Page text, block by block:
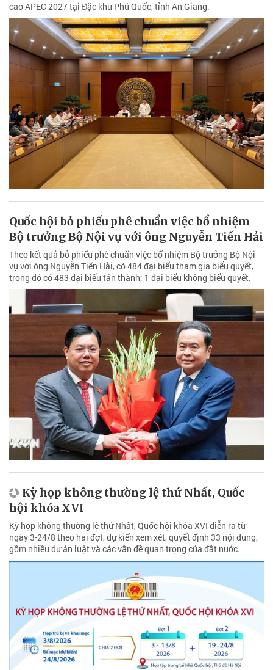
cao APEC 2027 tại Đặc khu Phú Quốc, tỉnh An Giang.
Quốc hội bỏ phiếu phê chuẩn việc bổ nhiệm
Bộ trưởng Bộ Nội vụ với ông Nguyễn Tiến Hải
Theo kết quả bỏ phiếu phê chuẩn việc bổ nhiệm Bộ trưởng Bộ Nội
vụ với ông Nguyễn Tiến Hải, có 484 đại biểu tham gia biểu quyết,
trong đó có 483 đại biểu tán thành; 1 đại biểu không biểu quyết.
Kỳ họp không thường lệ thứ Nhất, Quốc
hội khóa XVI
Kỳ họp không thường lệ thứ Nhất, Quốc hội khóa XVI diễn ra từ
ngày 3-24/8 theo hai đợt, dự kiến xem xét, quyết định 33 nội dung,
gồm nhiều dự án luật và các vấn đề quan trọng của đất nước.